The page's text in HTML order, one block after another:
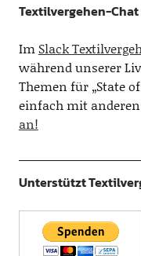
Textilvergehen-Chat
Im Slack
während unserer
Themen für „State
einfach mit
an!
Unterstützt